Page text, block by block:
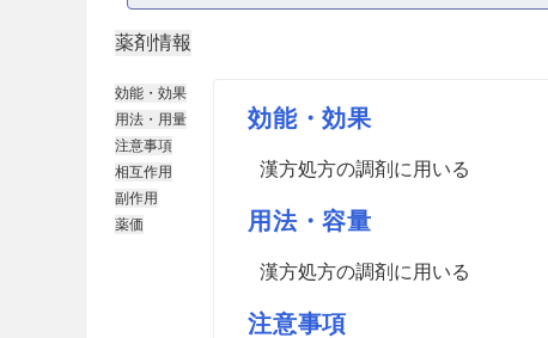
薬剤情報
効能・効果
用法・用量
注意事項
相互作用
副作用
薬価
効能・効果
漢方処方の調剤に用いる
用法・容量
漢方処方の調剤に用いる
注意事項